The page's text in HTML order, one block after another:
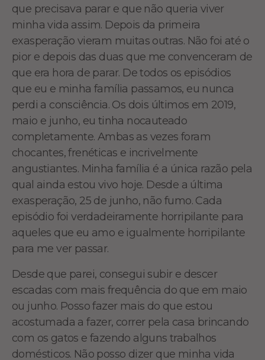
que precisava parar e que não queria viver
minha vida assim. Depois da primeira
exasperação vieram muitas outras. Não foi até o
pior e depois das duas que me convenceram de
que era hora de parar. De todos os episódios
que eu e minha família passamos, eu nunca
perdi a consciência. Os dois últimos em 2019,
maio e junho, eu tinha nocauteado
completamente. Ambas as vezes foram
chocantes, frenéticas e incrivelmente
angustiantes. Minha família é a única razão pela
qual ainda estou vivo hoje. Desde a última
exasperação, 25 de junho, não fumo. Cada
episódio foi verdadeiramente horripilante para
aqueles que eu amo e igualmente horripilante
para me ver passar.
Desde que parei, consegui subir e descer
escadas com mais frequência do que em maio
ou junho. Posso fazer mais do que estou
acostumada a fazer, correr pela casa brincando
com os gatos e fazendo alguns trabalhos
domésticos. Não posso dizer que minha vida